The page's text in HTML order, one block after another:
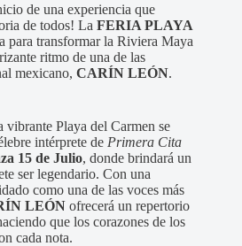
de una experiencia que
de todos! La FERIA PLAYA
para transformar la Riviera Maya
ritmo de una de las
mexicano, CARÍN LEÓN.
vibrante Playa del Carmen se
intérprete de Primera Cita
15 de Julio, donde brindará un
ser legendario. Con una
como una de las voces más
LEÓN ofrecerá un repertorio
que los corazones de los
cada nota.